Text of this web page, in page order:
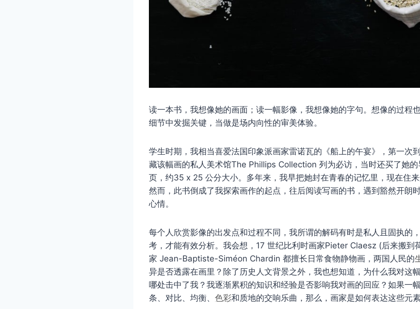
读一本书，我想像她的画面；读一幅影像，我想像她的字句。想像的过程
细节中发掘关键，当做是场内向性的审美体验。
学生时期，我相当喜爱法国印象派画家雷诺瓦的《船上的午宴》，第一次
藏该幅画的私人美术馆The Phillips Collection 列为必访，当时还买了她
页，约35 x 25 公分大小。多年来，我早把她封在青春的记忆里，现在住来
然而，此书倒成了我探索画作的起点，往后阅读写画的书，遇到豁然开朗
心情。
每个人欣赏影像的出发点和过程不同，我所谓的解码有时是私人且固执的
考，才能有效分析。我会想，17 世纪比利时画家Pieter Claesz (后来搬到
家 Jean-Baptiste-Siméon Chardin 都擅长日常食物静物画，两国人民的
异是否透露在画里？除了历史人文背景之外，我也想知道，为什么我对这
哪处击中了我？我逐渐累积的知识和经验是否影响我对画的回应？如果一
条、对比、均衡、 色彩和质地的交响乐曲，那么，画家是如何表达这些元